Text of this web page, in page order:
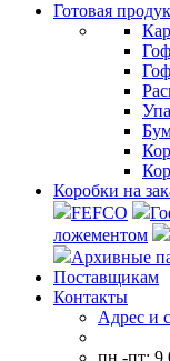
Готовая
Коробки на
FEFCO
ложементом
Архивные
Поставщикам
Контакты
Адрес и
пн.-пт: